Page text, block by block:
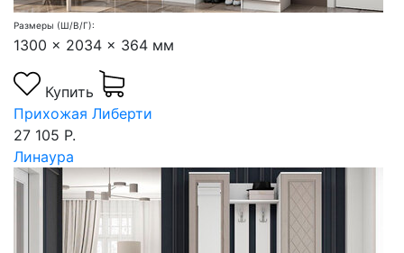
Размеры (Ш/В/Г):
1300 x 2034 x 364 мм
Купить
Прихожая Либерти
27 105 Р.
Линаура